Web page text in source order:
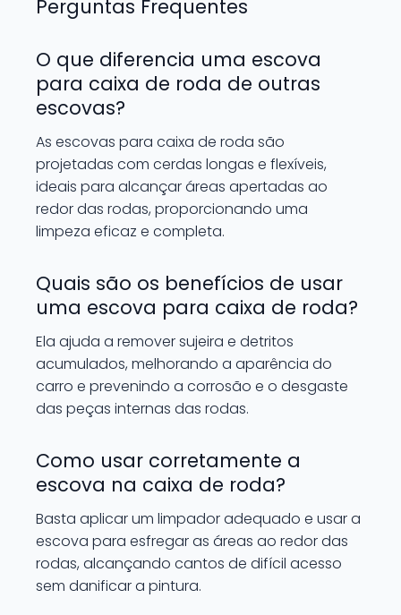
Perguntas Frequentes
O que diferencia uma escova
para caixa de roda de outras
escovas?
As escovas para caixa de roda são
projetadas com cerdas longas e flexíveis,
ideais para alcançar áreas apertadas ao
redor das rodas, proporcionando uma
limpeza eficaz e completa.
Quais são os benefícios de usar
uma escova para caixa de roda?
Ela ajuda a remover sujeira e detritos
acumulados, melhorando a aparência do
carro e prevenindo a corrosão e o desgaste
das peças internas das rodas.
Como usar corretamente a
escova na caixa de roda?
Basta aplicar um limpador adequado e usar a
escova para esfregar as áreas ao redor das
rodas, alcançando cantos de difícil acesso
sem danificar a pintura.